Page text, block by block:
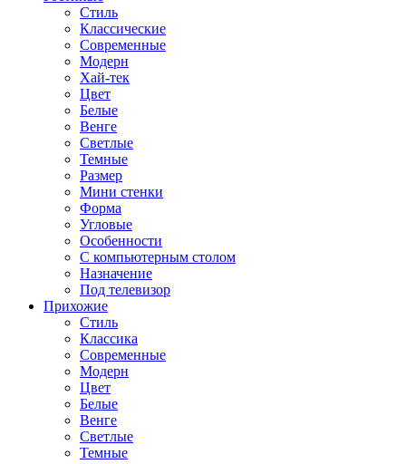
Стиль
Классические
Современные
Модерн
Хай-тек
Цвет
Белые
Венге
Светлые
Темные
Размер
Мини стенки
Форма
Угловые
Особенности
С компьютерным столом
Назначение
Под телевизор
Прихожие
Стиль
Классика
Современные
Модерн
Цвет
Белые
Венге
Светлые
Темные